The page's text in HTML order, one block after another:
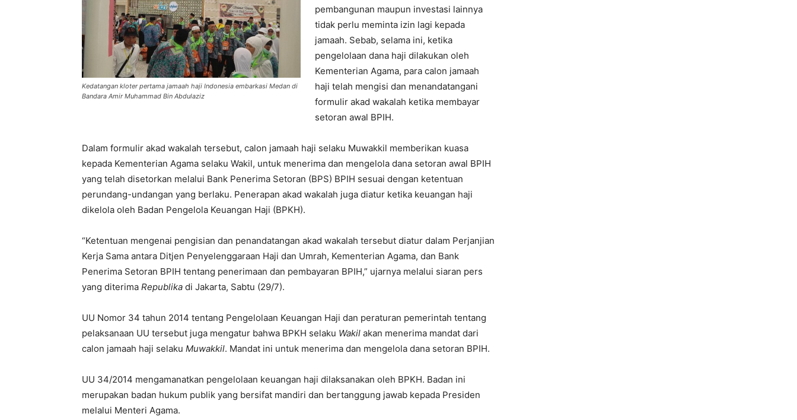
Kedatangan kloter pertama jamaah haji Indonesia embarkasi Medan di
Bandara Amir Muhammad Bin Abdulaziz
pembangunan maupun investasi lainnya
tidak perlu meminta izin lagi kepada
jamaah. Sebab, selama ini, ketika
pengelolaan dana haji dilakukan oleh
Kementerian Agama, para calon jamaah
haji telah mengisi dan menandatangani
formulir akad wakalah ketika membayar
setoran awal BPIH.
Dalam formulir akad wakalah tersebut, calon jamaah haji selaku Muwakkil memberikan kuasa
kepada Kementerian Agama selaku Wakil, untuk menerima dan mengelola dana setoran awal BPIH
yang telah disetorkan melalui Bank Penerima Setoran (BPS) BPIH sesuai dengan ketentuan
perundang-undangan yang berlaku. Penerapan akad wakalah juga diatur ketika keuangan haji
dikelola oleh Badan Pengelola Keuangan Haji (BPKH).
“Ketentuan mengenai pengisian dan penandatangan akad wakalah tersebut diatur dalam Perjanjian
Kerja Sama antara Ditjen Penyelenggaraan Haji dan Umrah, Kementerian Agama, dan Bank
Penerima Setoran BPIH tentang penerimaan dan pembayaran BPIH,” ujarnya melalui siaran pers
yang diterima Republika di Jakarta, Sabtu (29/7).
UU Nomor 34 tahun 2014 tentang Pengelolaan Keuangan Haji dan peraturan pemerintah tentang
pelaksanaan UU tersebut juga mengatur bahwa BPKH selaku Wakil akan menerima mandat dari
calon jamaah haji selaku Muwakkil. Mandat ini untuk menerima dan mengelola dana setoran BPIH.
UU 34/2014 mengamanatkan pengelolaan keuangan haji dilaksanakan oleh BPKH. Badan ini
merupakan badan hukum publik yang bersifat mandiri dan bertanggung jawab kepada Presiden
melalui Menteri Agama.